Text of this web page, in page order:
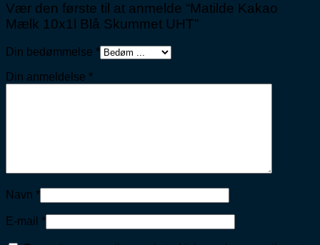
Vær den første til at anmelde “Matilde Kakao
Mælk 10x1l Blå Skummet UHT”
Din bedømmelse *
Din anmeldelse *
Navn *
E-mail *